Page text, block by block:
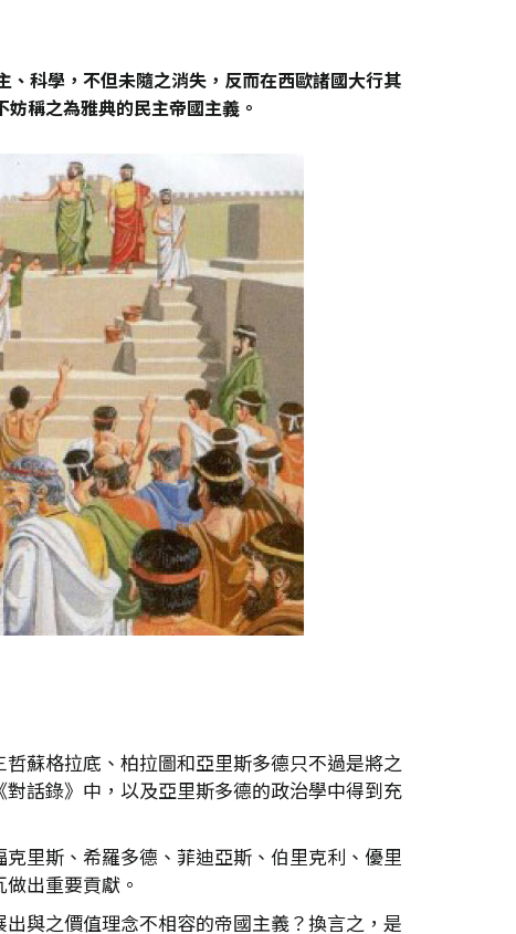
科學，不但未隨之消失，反而在西歐諸國大行其
稱之為雅典的民主帝國主義。
蘇格拉底、柏拉圖和亞里斯多德只不過是將之
話錄》中，以及亞里斯多德的政治學中得到充
里斯、希羅多德、菲迪亞斯、伯里克利、優里
出重要貢獻。
與之價值理念不相容的帝國主義？換言之，是